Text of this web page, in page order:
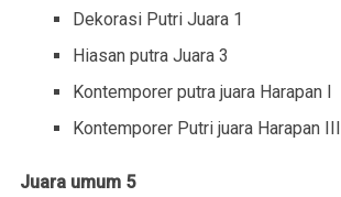
Dekorasi Putri Juara 1
Hiasan putra Juara 3
Kontemporer putra juara Harapan I
Kontemporer Putri juara Harapan III
Juara umum 5